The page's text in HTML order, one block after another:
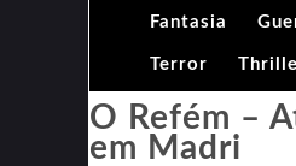
Fantasia
Terror
O Refém –
em Madri